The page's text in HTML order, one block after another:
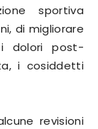
sportiva
di migliorare
dolori post-
i cosiddetti
revisioni